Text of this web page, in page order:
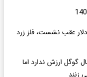
رسید/ دلار عقب نشست، فلز زرد
گوگل ارزش ندارد اما
زنند